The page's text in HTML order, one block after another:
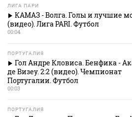
ЛИГА ПАРИ
КАМАЗ - Волга. Голы и лучшие
(видео). Лига PARI. Футбол
00:04
ПОРТУГАЛИЯ
Гол Андре Кловиса. Бенфика -
де Визеу. 2:2 (видео). Чемпионат
Португалии. Футбол
00:03
ПОРТУГАЛИЯ